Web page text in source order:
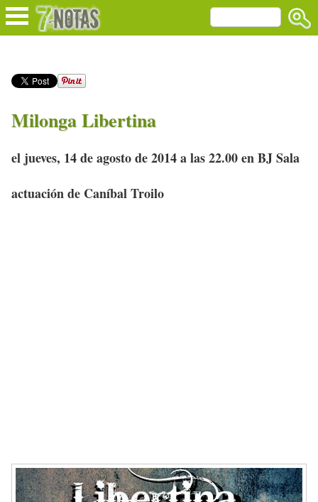
Milonga Libertina
el jueves, 14 de agosto de 2014 a las 22.00 en BJ Sala
actuación de Caníbal Troilo